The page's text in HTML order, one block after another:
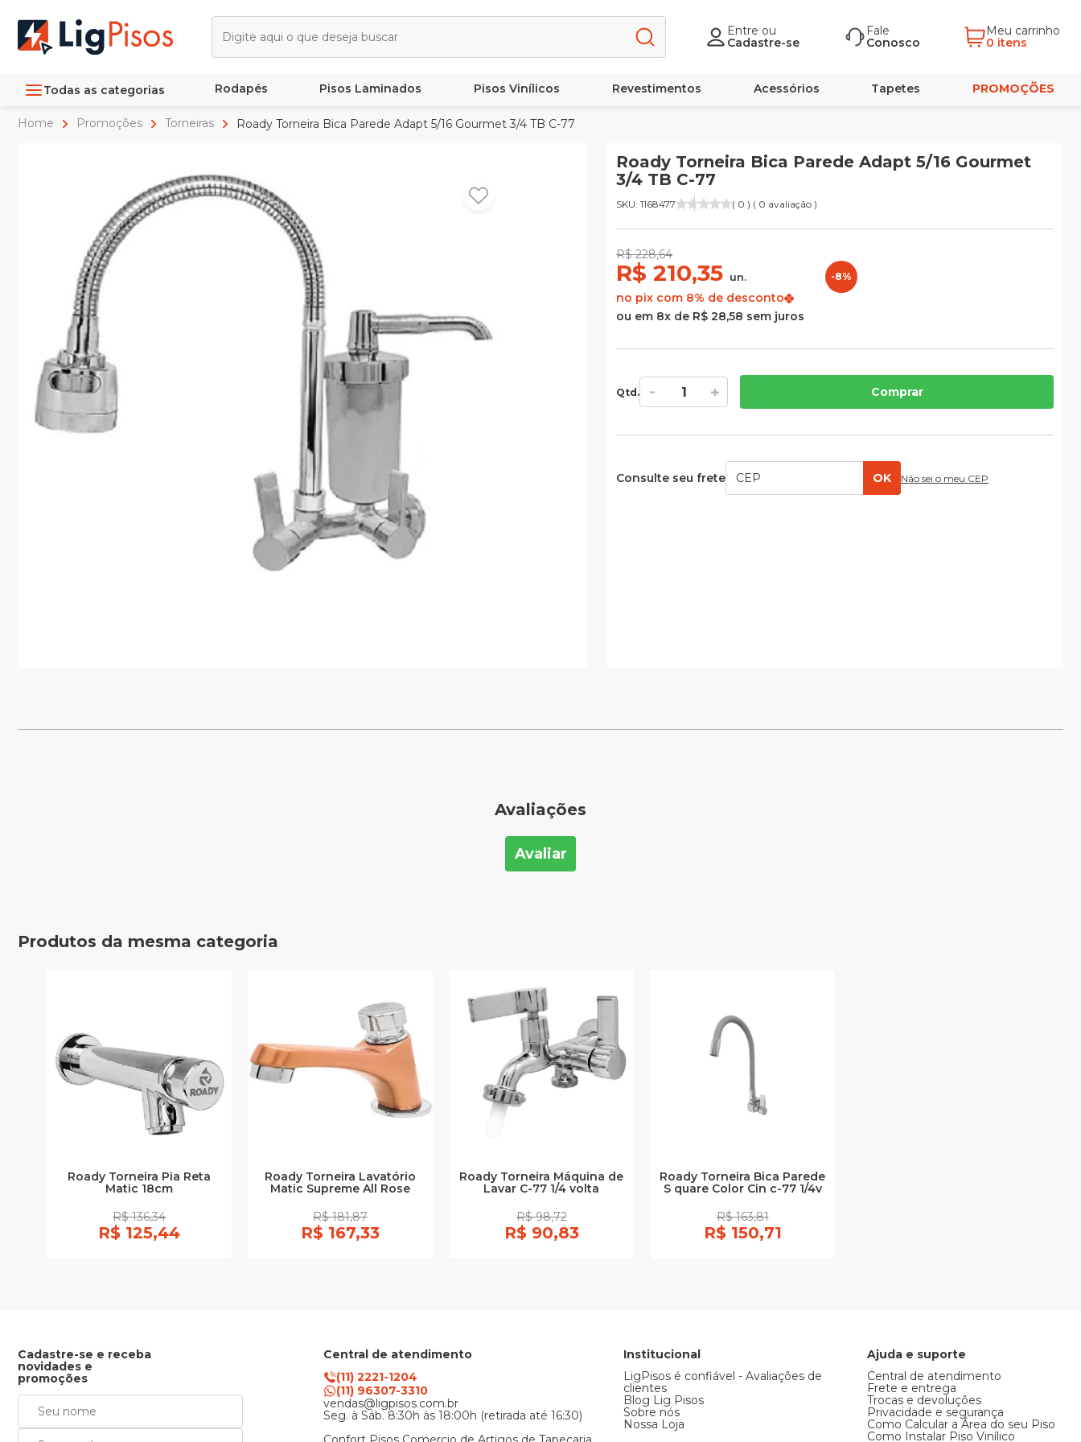
Entre ou
Cadastre-se
Fale
Conosco
Meu carrinho
0 itens
Todas as categorias Rodapés Pisos Laminados Pisos Vinílicos Revestimentos Acessórios Tapetes PROMOÇÕES
Home Promoções Torneiras Roady Torneira Bica Parede Adapt 5/16 Gourmet 3/4 TB C-77
Roady Torneira Bica Parede Adapt 5/16 Gourmet
3/4 TB C-77
SKU: 1168477 ( 0 ) ( 0 avaliação )
R$ 228,64
R$ 210,35 un.
no pix com 8% de desconto
-8%
ou em 8x de R$ 28,58 sem juros
Qtd. Comprar
Consulte seu frete OK Não sei o meu CEP
Avaliações
Avaliar
Produtos da mesma categoria
Roady Torneira Pia Reta
Matic 18cm
R$ 136,34
R$ 125,44
Roady Torneira Lavatório
Matic Supreme All Rose
R$ 181,87
R$ 167,33
Roady Torneira Máquina de
Lavar C-77 1/4 volta
R$ 98,72
R$ 90,83
Roady Torneira Bica Parede
S quare Color Cin c-77 1/4v
R$ 163,81
R$ 150,71
Cadastre-se e receba
novidades e
promoções
Central de atendimento
(11) 2221-1204
(11) 96307-3310
vendas@ligpisos.com.br
Seg. à Sáb. 8:30h às 18:00h (retirada até 16:30)
Institucional
LigPisos é confiável - Avaliações de
clientes
Blog Lig Pisos
Sobre nós
Nossa Loja
Ajuda e suporte
Central de atendimento
Frete e entrega
Trocas e devoluções
Privacidade e segurança
Como Calcular a Área do seu Piso
Como Instalar Piso Vinílico